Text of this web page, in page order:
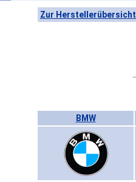
Zur Herstellerübersicht
BMW